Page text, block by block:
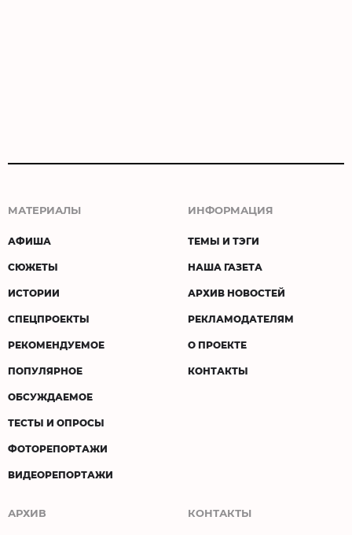
МАТЕРИАЛЫ
АФИША
СЮЖЕТЫ
ИСТОРИИ
СПЕЦПРОЕКТЫ
РЕКОМЕНДУЕМОЕ
ПОПУЛЯРНОЕ
ОБСУЖДАЕМОЕ
ТЕСТЫ И ОПРОСЫ
ФОТОРЕПОРТАЖИ
ВИДЕОРЕПОРТАЖИ
ИНФОРМАЦИЯ
ТЕМЫ И ТЭГИ
НАША ГАЗЕТА
АРХИВ НОВОСТЕЙ
РЕКЛАМОДАТЕЛЯМ
О ПРОЕКТЕ
КОНТАКТЫ
АРХИВ КОНТАКТЫ